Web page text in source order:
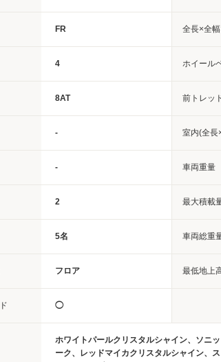
FR 全長×全
4 ホイール
8AT 前トレッ
- 室内(全長
- 車両重量
2 最大積載
5名 車両総重
フロア 最低地上
◯
ホワイトパールクリスタルシャイン、ソニ
ーク、レッドマイカクリスタルシャイン、